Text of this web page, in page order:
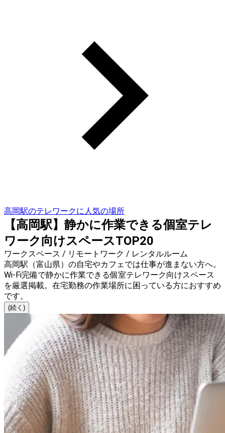
高岡駅のテレワークに人気の場所
【高岡駅】静かに作業できる個室テレ
ワーク向けスペースTOP20
ワークスペース / リモートワーク / レンタルルーム
高岡駅（富山県）の自宅やカフェでは仕事が進まない方へ。
Wi-Fi完備で静かに作業できる個室テレワーク向けスペース
を厳選掲載。在宅勤務の作業場所に困っている方におすすめ
です。
(続く)